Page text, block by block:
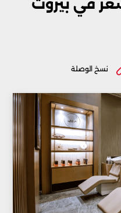
نسخ الوصلة